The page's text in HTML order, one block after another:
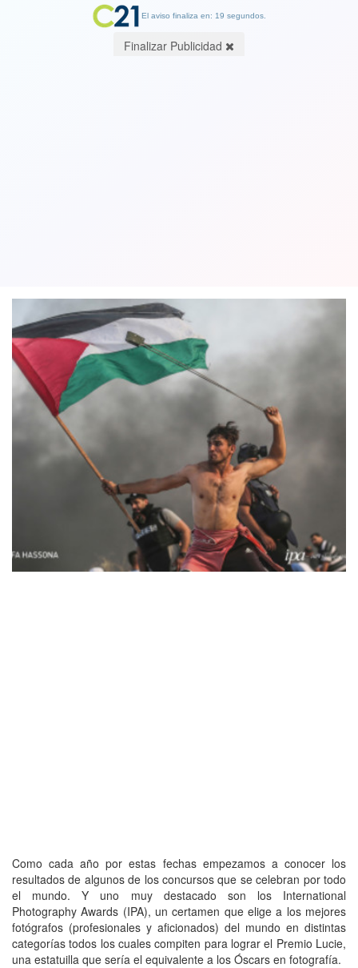
Como cada año por estas fechas empezamos a conocer los
resultados de algunos de los concursos que se celebran por todo
el mundo. Y uno muy destacado son los International
Photography Awards (IPA), un certamen que elige a los mejores
fotógrafos (profesionales y aficionados) del mundo en distintas
categorías todos los cuales compiten para lograr el Premio Lucie,
una estatuilla que sería el equivalente a los Óscars en fotografía.
El aviso finaliza en: 17 segundos.
Finalizar Publicidad